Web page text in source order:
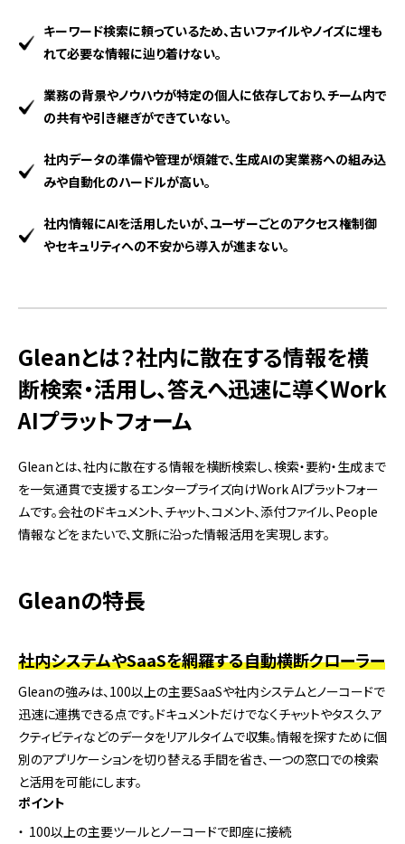
キーワード検索に頼っているため、古いファイルやノイズに埋も
れて必要な情報に辿り着けない。
業務の背景やノウハウが特定の個人に依存しており、チーム内で
の共有や引き継ぎができていない。
社内データの準備や管理が煩雑で、生成AIの実業務への組み込
みや自動化のハードルが高い。
社内情報にAIを活用したいが、ユーザーごとのアクセス権制御
やセキュリティへの不安から導入が進まない。
Gleanとは？社内に散在する情報を横
断検索・活用し、答えへ迅速に導くWork
AIプラットフォーム
Gleanとは、社内に散在する情報を横断検索し、検索・要約・生成まで
を一気通貫で支援するエンタープライズ向けWork AIプラットフォー
ムです。会社のドキュメント、チャット、コメント、添付ファイル、People
情報などをまたいで、文脈に沿った情報活用を実現します。
Gleanの特長
社内システムやSaaSを網羅する自動横断クローラー
Gleanの強みは、100以上の主要SaaSや社内システムとノーコードで
迅速に連携できる点です。ドキュメントだけでなくチャットやタスク、ア
クティビティなどのデータをリアルタイムで収集。情報を探すために個
別のアプリケーションを切り替える手間を省き、一つの窓口での検索
と活用を可能にします。
ポイント
100以上の主要ツールとノーコードで即座に接続